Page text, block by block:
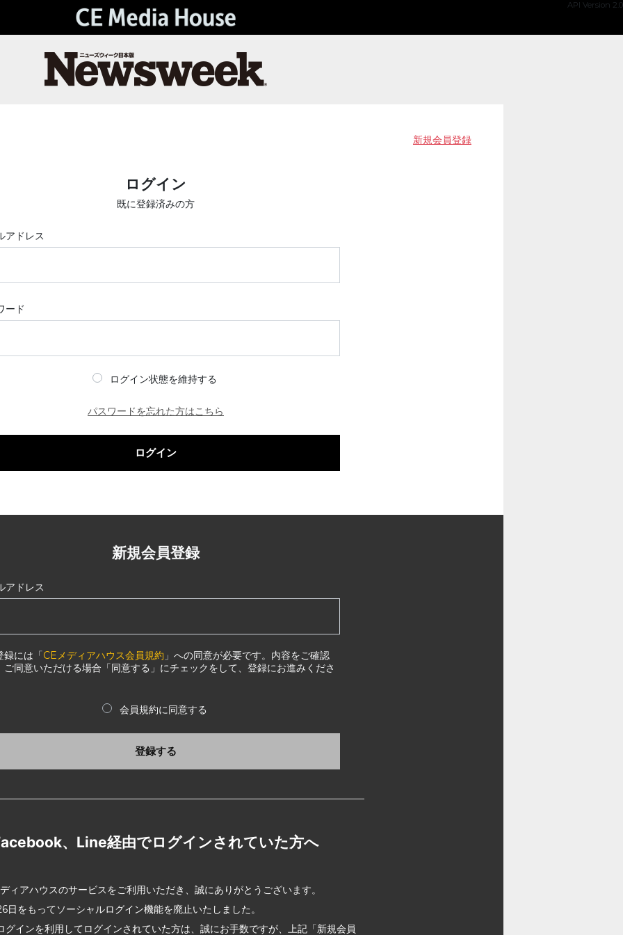
API Version 2.0
新規会員登録
ログイン
既に登録済みの方
アドレス
ード
ログイン状態を維持する
パスワードを忘れた方はこちら
ログイン
新規会員登録
アドレス
録には「CEメディアハウス会員規約 」への同意が必要です。内容をご確認
ご同意いただける場合「同意する」にチェックをして、登録にお進みくださ
会員規約に同意する
登録する
、Line経由でログインされていた方へ
ィアハウスのサービスをご利用いただき、誠にありがとうございます。
日をもってソーシャルログイン機能を廃止いたしました。
グインを利用してログインされていた方は、誠にお手数ですが、上記「新規会員